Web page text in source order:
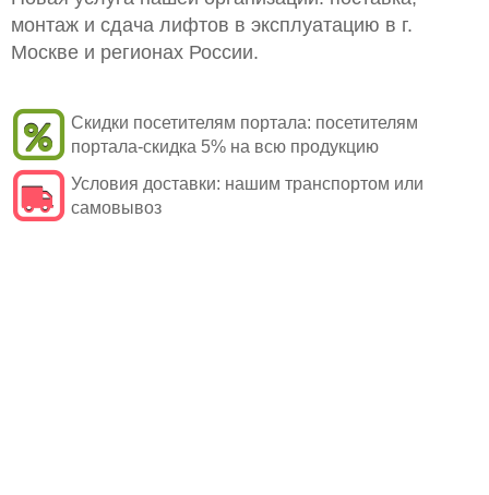
монтаж и сдача лифтов в эксплуатацию в г.
Москве и регионах России.
Скидки посетителям портала: посетителям
портала-скидка 5% на всю продукцию
Условия доставки: нашим транспортом или
самовывоз